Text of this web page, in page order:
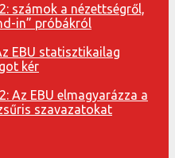
számok a nézettségről,
in” próbákról
EBU statisztikailag
kér
Az EBU elmagyarázza a
szavazatokat